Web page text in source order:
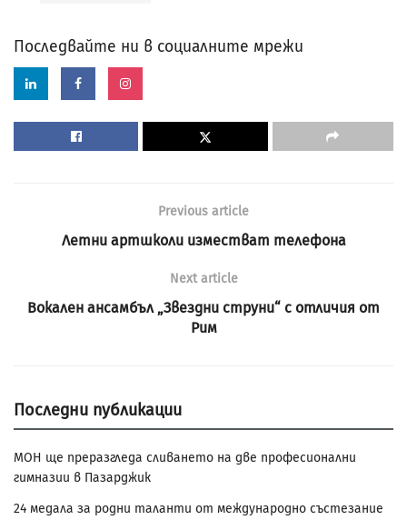
Последвайте ни в социалните мрежи
Previous article
Летни артшколи изместват телефона
Next article
Вокален ансамбъл „Звездни струни“ с отличия от
Рим
Последни публикации
МОН ще преразгледа сливането на две професионални
гимназии в Пазарджик
24 медала за родни таланти от международно състезание